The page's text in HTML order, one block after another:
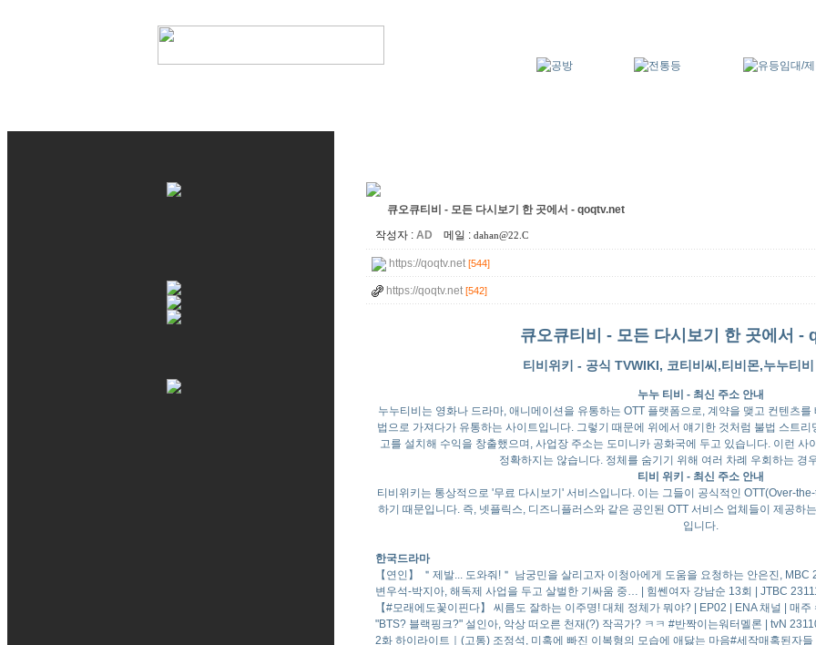
큐오큐티비 - 모든 다시보기 한 곳에서 - qoqtv.net
작성자 : AD 메일 : dahan@22.C
https://qoqtv.net [544]
https://qoqtv.net [542]
큐오큐티비 - 모든 다시보기 한 곳에서 -
티비위키 - 공식 TVWIKI, 코티비씨,티비몬,누누티
누누 티비 - 최신 주소 안내
누누티비는 영화나 드라마, 애니메이션을 유통하는 OTT 플랫폼으로, 계약을 맺고 컨텐츠
법으로 가져다가 유통하는 사이트입니다. 그렇기 때문에 위에서 얘기한 것처럼 불법 스트
고를 설치해 수익을 창출했으며, 사업장 주소는 도미니카 공화국에 두고 있습니다. 이런
정확하지는 않습니다. 정체를 숨기기 위해 여러 차례 우회하는 경
티비 위키 - 최신 주소 안내
티비위키는 통상적으로 '무료 다시보기' 서비스입니다. 이는 그들이 공식적인 OTT(Over-
하기 때문입니다. 즉, 넷플릭스, 디즈니플러스와 같은 공인된 OTT 서비스 업체들이 제공하
입니다.
한국드라마
【연인】 ＂제발... 도와줘!＂ 남궁민을 살리고자 이청아에게 도움을 요청하는 안은진, MBC
변우석-박지아, 해독제 사업을 두고 살벌한 기싸움 중… | 힘쎈여자 강남순 13회 | JTBC
【#모래에도꽃이핀다】 씨름도 잘하는 이주명! 대체 정체가 뭐야? | EP02 | ENA 채널 | 매
"BTS? 블랙핑크?" 설인아, 악상 떠오른 천재(?) 작곡가? ㅋㅋ #반짝이는워터멜론 | tvN
2화 하이라이트｜(고통) 조정석, 미혹에 빠진 이복형의 모습에 애닳는 마음#세작매혹된자들